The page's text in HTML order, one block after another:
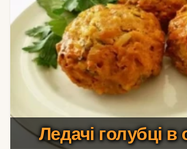
Ледачі голубці в